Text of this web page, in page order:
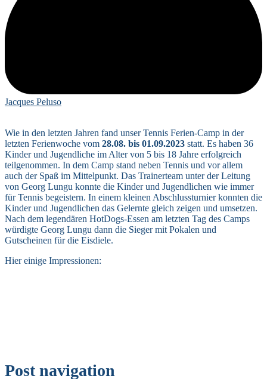
Jacques Peluso
Wie in den letzten Jahren fand unser Tennis Ferien-Camp in der
letzten Ferienwoche vom 28.08. bis 01.09.2023 statt. Es haben 36
Kinder und Jugendliche im Alter von 5 bis 18 Jahre erfolgreich
teilgenommen. In dem Camp stand neben Tennis und vor allem
auch der Spaß im Mittelpunkt. Das Trainerteam unter der Leitung
von Georg Lungu konnte die Kinder und Jugendlichen wie immer
für Tennis begeistern. In einem kleinen Abschlussturnier konnten die
Kinder und Jugendlichen das Gelernte gleich zeigen und umsetzen.
Nach dem legendären HotDogs-Essen am letzten Tag des Camps
würdigte Georg Lungu dann die Sieger mit Pokalen und
Gutscheinen für die Eisdiele.
Hier einige Impressionen:
Post navigation